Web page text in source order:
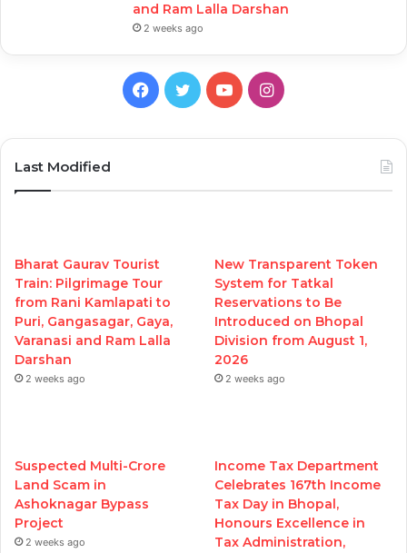
and Ram Lalla Darshan
2 weeks ago
Facebook
TwitterYouTubeInstagram
Last Modified
Bharat Gaurav Tourist
Train: Pilgrimage Tour
from Rani Kamlapati to
Puri, Gangasagar, Gaya,
Varanasi and Ram Lalla
Darshan
2 weeks ago
New Transparent Token
System for Tatkal
Reservations to Be
Introduced on Bhopal
Division from August 1,
2026
2 weeks ago
Suspected Multi-Crore
Land Scam in
Ashoknagar Bypass
Project
2 weeks ago
Income Tax Department
Celebrates 167th Income
Tax Day in Bhopal,
Honours Excellence in
Tax Administration,